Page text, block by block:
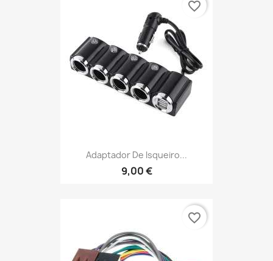
Adaptador De Isqueiro...
9,00 €
favorite_border
favorite_border